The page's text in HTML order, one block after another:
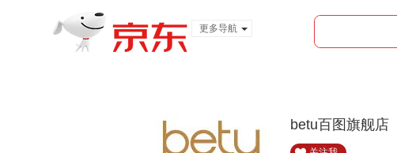
更多导航
betu百图旗舰店